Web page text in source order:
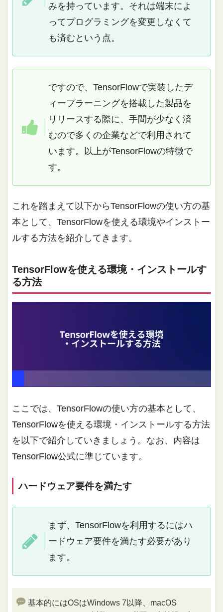
みを持っています。それは端末によ
ってプログラミングを変更しなくて
も済むという点。
ですので、TensorFlowで実装したデ
ィープラーニングを搭載した製品を
リリースする際に、手間が少なく済
むので多くの企業などで利用されて
います。以上がTensorFlowの特徴で
す。
これを踏まえて以下からTensorFlowの使い方の基
本として、TensorFlowを使える環境やインストー
ルする方法を紹介してきます。
TensorFlowを使える環境・インストールす
る方法
ここでは、TensorFlowの使い方の基本として、
TensorFlowを使える環境・インストールする方法
を以下で紹介していきましょう。なお、内容は
TensorFlow公式に準じています。
ハードウェア要件を満たす
まず、TensorFlowを利用するにはハ
ードウェア要件を満たす必要があり
ます。
基本的にはOSはWindows 7以降、macOS